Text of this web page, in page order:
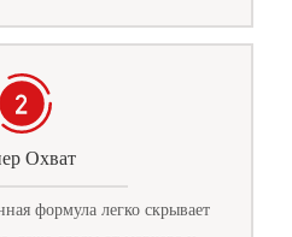
Охват
формула легко скрывает